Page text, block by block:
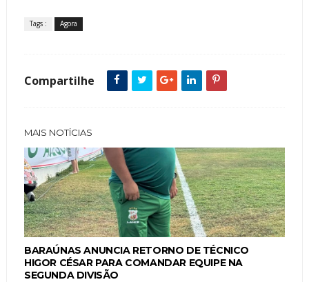
Tags : Agora
Compartilhe
MAIS NOTÍCIAS
BARAÚNAS ANUNCIA RETORNO DE TÉCNICO
HIGOR CÉSAR PARA COMANDAR EQUIPE NA
SEGUNDA DIVISÃO